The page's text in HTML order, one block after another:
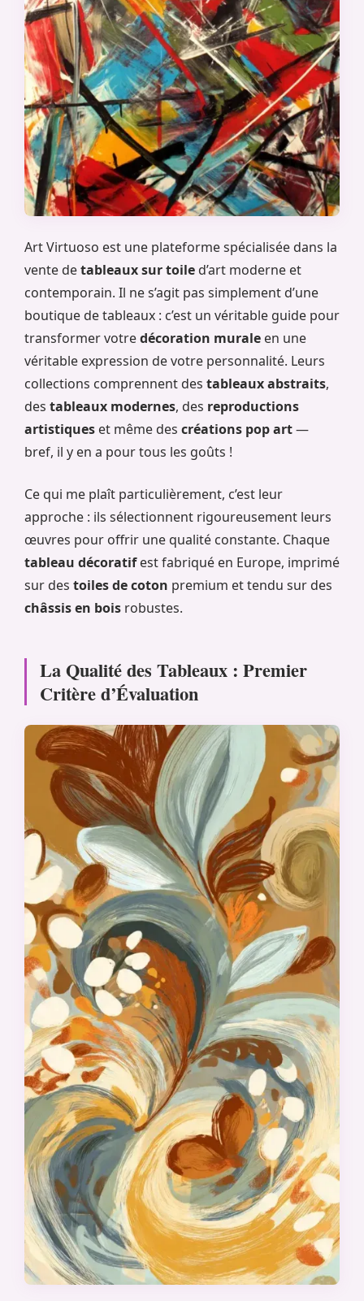
Art Virtuoso est une plateforme spécialisée dans la
vente detableaux sur toile d’art moderne et
contemporain. Il ne s’agit pas simplement d’une
boutique de tableaux : c’est un véritable guide pour
transformer votredécoration murale en une
véritable expression de votre personnalité. Leurs
collections comprennent des tableaux abstraits,
des tableaux modernes, des reproductions
artistiques et même des créations pop art—
bref, il y en a pour tous les goûts !
Ce qui me plaît particulièrement, c’est leur
approche : ils sélectionnent rigoureusement leurs
œuvres pour offrir une qualité constante. Chaque
tableau décoratifest fabriqué en Europe, imprimé
sur des toiles de coton premium et tendu sur des
châssis en bois robustes.
La Qualité des Tableaux : Premier
Critère d’Évaluation